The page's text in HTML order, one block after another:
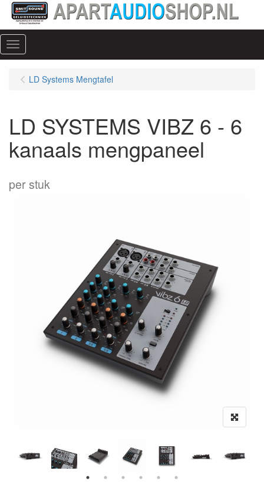
Menu
LD Systems Mengtafel
LD SYSTEMS VIBZ 6 - 6
kanaals mengpaneel
per stuk